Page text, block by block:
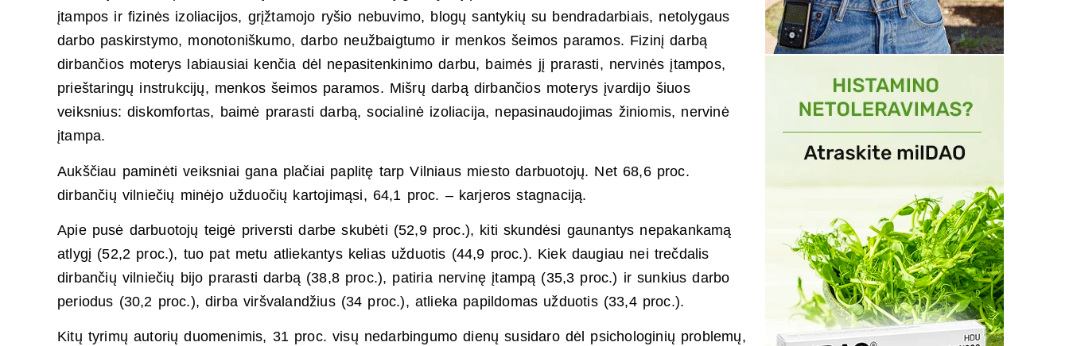
įtampos ir fizinės izoliacijos, grįžtamojo ryšio nebuvimo, blogų santykių su bendradarbiais, netolygaus
darbo paskirstymo, monotoniškumo, darbo neužbaigtumo ir menkos šeimos paramos. Fizinį darbą
dirbančios moterys labiausiai kenčia dėl nepasitenkinimo darbu, baimės jį prarasti, nervinės įtampos,
prieštaringų instrukcijų, menkos šeimos paramos. Mišrų darbą dirbančios moterys įvardijo šiuos
veiksnius: diskomfortas, baimė prarasti darbą, socialinė izoliacija, nepasinaudojimas žiniomis, nervinė
įtampa.
Aukščiau paminėti veiksniai gana plačiai paplitę tarp Vilniaus miesto darbuotojų. Net 68,6 proc.
dirbančių vilniečių minėjo užduočių kartojimąsi, 64,1 proc. – karjeros stagnaciją.
Apie pusė darbuotojų teigė priversti darbe skubėti (52,9 proc.), kiti skundėsi gaunantys nepakankamą
atlygį (52,2 proc.), tuo pat metu atliekantys kelias užduotis (44,9 proc.). Kiek daugiau nei trečdalis
dirbančių vilniečių bijo prarasti darbą (38,8 proc.), patiria nervinę įtampą (35,3 proc.) ir sunkius darbo
periodus (30,2 proc.), dirba viršvalandžius (34 proc.), atlieka papildomas užduotis (33,4 proc.).
Kitų tyrimų autorių duomenimis, 31 proc. visų nedarbingumo dienų susidaro dėl psichologinių problemų,